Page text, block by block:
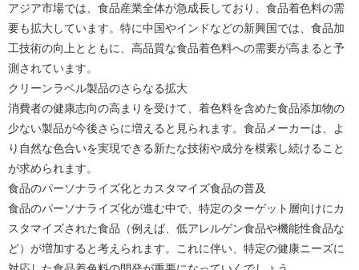
アジア市場では、食品産業全体が急成長しており、食品着色料の需
要も拡大しています。特に中国やインドなどの新興国では、食品加
工技術の向上とともに、高品質な食品着色料への需要が高まると予
測されています。
クリーンラベル製品のさらなる拡大
消費者の健康志向の高まりを受けて、着色料を含めた食品添加物の
少ない製品が今後さらに増えると見られます。食品メーカーは、よ
り自然な色合いを実現できる新たな技術や成分を模索し続けること
が求められます。
食品のパーソナライズ化とカスタマイズ食品の普及
食品のパーソナライズ化が進む中で、特定のターゲット層向けにカ
スタマイズされた食品（例えば、低アレルゲン食品や機能性食品な
ど）が増加すると考えられます。これに伴い、特定の健康ニーズに